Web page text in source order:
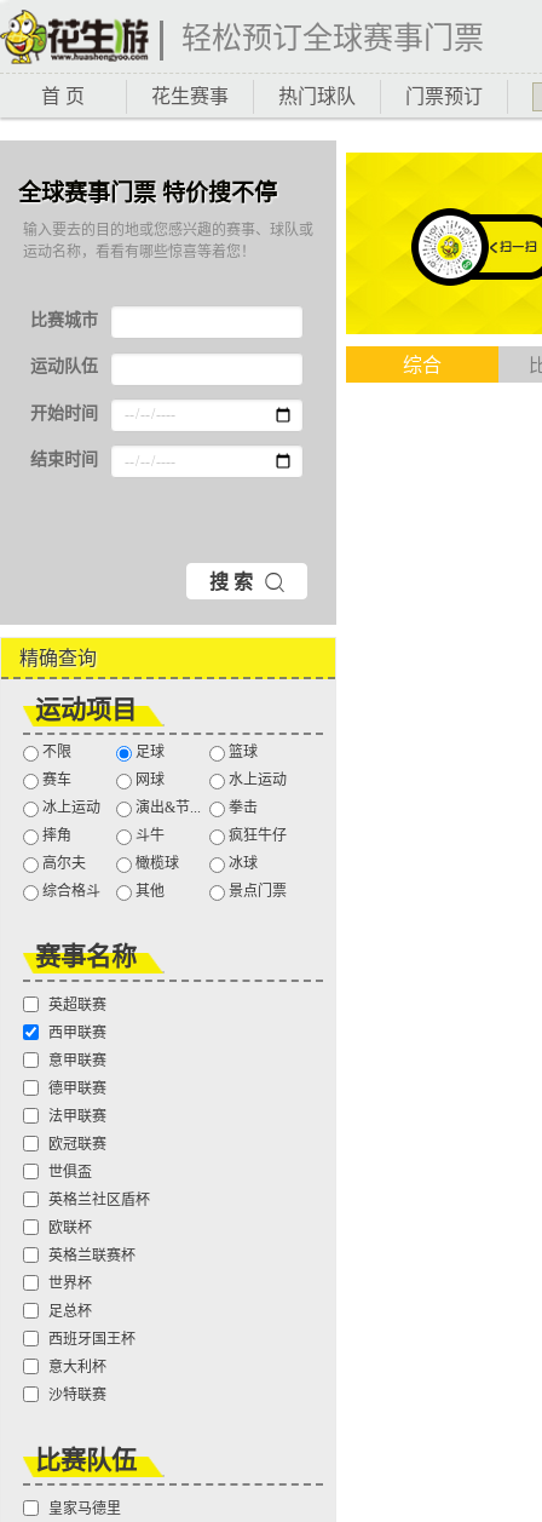
轻松预订全球赛事门票
首 页 花生赛事 热门球队 门票预订
综合
全球赛事门票 特价搜不停
输入要去的目的地或您感兴趣的赛事、球队或
运动名称，看看有哪些惊喜等着您！
比赛城市
运动队伍
开始时间
结束时间
搜 索
精确查询
运动项目
不限 足球
篮球
赛车
网球
水上运动
冰上运动
演出&节...
拳击
摔角
斗牛
疯狂牛仔
高尔夫
橄榄球
冰球
综合格斗
其他 景点门票
赛事名称
英超联赛
西甲联赛
意甲联赛
德甲联赛
法甲联赛
欧冠联赛
世俱盃
英格兰社区盾杯
欧联杯
英格兰联赛杯
世界杯
足总杯
西班牙国王杯
意大利杯
沙特联赛
比赛队伍
皇家马德里